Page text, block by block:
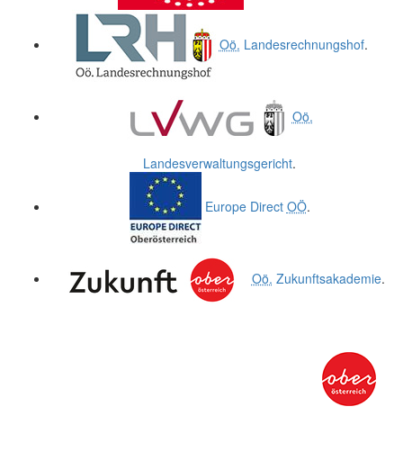
Oö. Landesrechnungshof.
Oö.
Landesverwaltungsgericht.
Europe Direct OÖ.
Oö. Zukunftsakademie.